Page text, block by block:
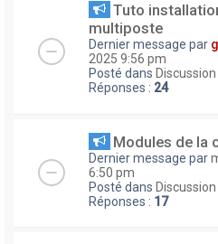
Tuto
multiposte
Dernier message par
2025 9:56 pm
Posté dans
Réponses : 24
Modules de la
Dernier message par
6:50 pm
Posté dans
Réponses : 17